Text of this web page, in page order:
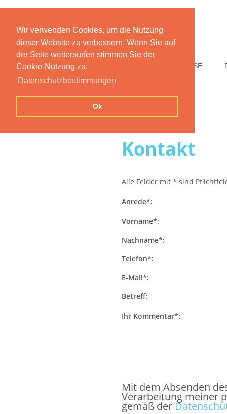
Wir verwenden Cookies, um die Nutzung
dieser Website zu verbessern. Wenn Sie auf
der Seite weitersurfen stimmen Sie der
Cookie-Nutzung zu.
Datenschutzbestimmungen
Ok
HOME PREISE
Kontakt
Alle Felder mit * sind
Anrede*:
Vorname*:
Nachname*:
Telefon*:
E-Mail*:
Betreff:
Ihr Kommentar*:
Mit dem Absenden
Verarbeitung meiner
gemäß der